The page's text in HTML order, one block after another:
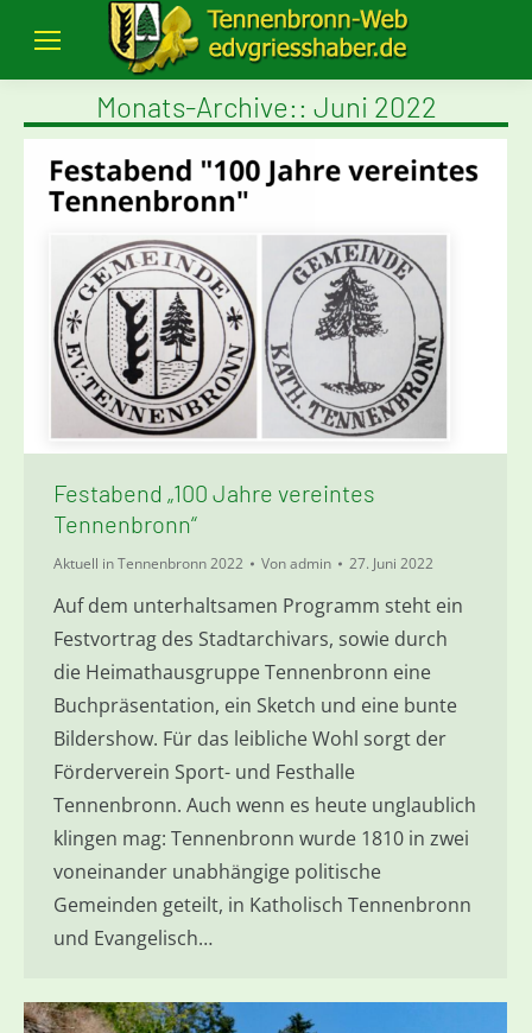
Monats-Archive:: Juni 2022
Festabend „100 Jahre vereintes
Tennenbronn“
Aktuell in Tennenbronn 2022 Vonadmin 27. Juni 2022
Auf dem unterhaltsamen Programm steht ein
Festvortrag des Stadtarchivars, sowie durch
die Heimathausgruppe Tennenbronn eine
Buchpräsentation, ein Sketch und eine bunte
Bildershow. Für das leibliche Wohl sorgt der
Förderverein Sport- und Festhalle
Tennenbronn. Auch wenn es heute unglaublich
klingen mag: Tennenbronn wurde 1810 in zwei
voneinander unabhängige politische
Gemeinden geteilt, in Katholisch Tennenbronn
und Evangelisch…